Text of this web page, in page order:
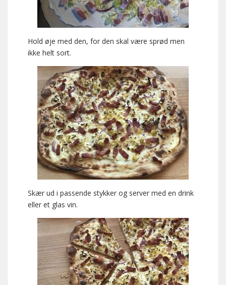
Hold øje med den, for den skal være sprød men
ikke helt sort.
Skær ud i passende stykker og server med en drink
eller et glas vin.